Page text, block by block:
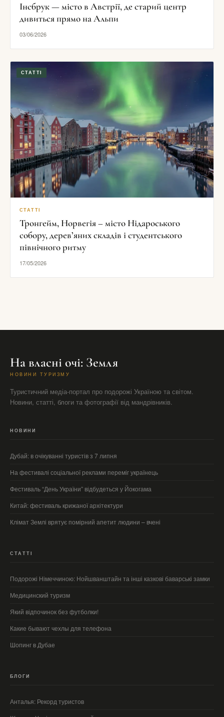
Інсбрук — місто в Австрії, де старий центр
дивиться прямо на Альпи
03/06/2026
СТАТТІ
СТАТТІ
Тронгейм, Норвегія – місто Нідароського
собору, дерев’яних складів і студентського
північного ритму
17/05/2026
На власні очі: Земля
НОВИНИ ТУРИЗМУ
Туристичний медіа-портал про подорожі Україною та світом.
Новини, статті, блоги та фотографії від мандрівників.
НОВИНИ
Дубай: в очікуванні туристів з 7 липня
На фестивалі соціальної реклами переміг українець
Фестиваль “День України” відбудеться у Йокогама
Китай: фестиваль крижаної архітектури
Клімат Землі врятує помірний апетит людини – вчені
СТАТТІ
Подорожі Німеччиною: Нойшванштайн та інші казкові баварські замки
Медицинский туризм
Який відпочинок без футболки!
Какие бывают чехлы для телефона
Шопинг в Дубае
БЛОГИ
Анталья: Рекорд туристов